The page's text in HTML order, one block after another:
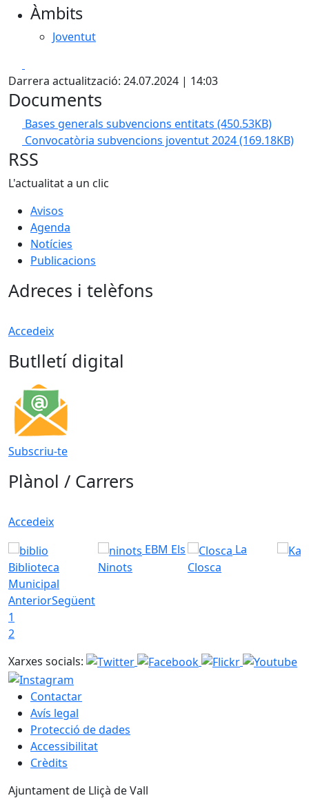
Àmbits
Joventut
Darrera actualització: 24.07.2024 | 14:03
Documents
Bases generals subvencions entitats (450.53KB)
Convocatòria subvencions joventut 2024(169.18KB)
RSS
L'actualitat a un clic
Avisos
Agenda
Notícies
Publicacions
Adreces i telèfons
Accedeix
Butlletí digital
Subscriu-te
Plànol / Carrers
Accedeix
Biblioteca
Municipal
EBM Els
Ninots
La
Closca
AnteriorSegüent
1
2
Xarxes socials:
Contactar
Avís legal
Protecció de dades
Accessibilitat
Crèdits
Ajuntament de Lliçà de Vall